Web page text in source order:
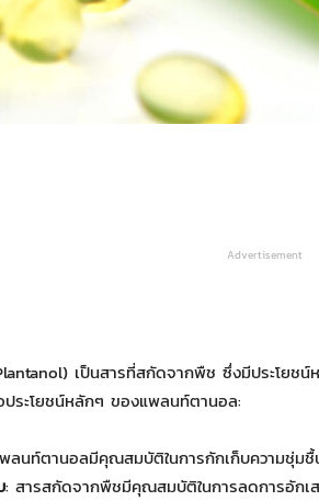
Advertisement
เป็นสารที่สกัดจากพืช ซึ่งมีประโยช
ระโยชน์หลักๆ ของแพลนท์ตานอล:
ลนท์ตานอลมีคุณสมบัติในการกักเก็บความชุ่มชื้
: สารสกัดจากพืชมีคุณสมบัติในการลดการอักเ